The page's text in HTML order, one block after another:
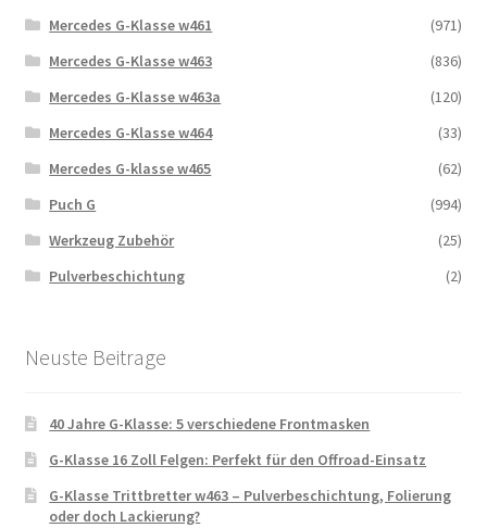
Mercedes G-Klasse w461
(971)
Mercedes G-Klasse w463
(836)
Mercedes G-Klasse w463a
(120)
Mercedes G-Klasse w464
(33)
Mercedes G-klasse w465
(62)
Puch G
(994)
Werkzeug Zubehör
(25)
Pulverbeschichtung
(2)
Neuste Beitrage
40 Jahre G-Klasse: 5 verschiedene Frontmasken
G-Klasse 16 Zoll Felgen: Perfekt für den Offroad-Einsatz
G-Klasse Trittbretter w463 – Pulverbeschichtung, Folierung
oder doch Lackierung?